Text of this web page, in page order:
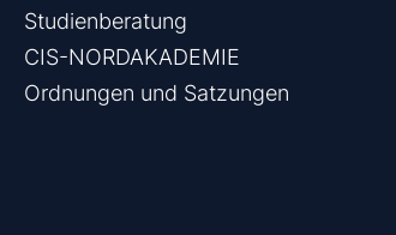
Studienberatung
CIS-NORDAKADEMIE
Ordnungen und Satzungen